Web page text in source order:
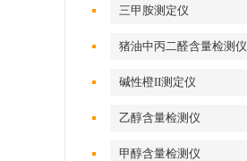
三甲胺测定仪
猪油中丙二醛含量检测仪
碱性橙II测定仪
乙醇含量检测仪
甲醇含量检测仪